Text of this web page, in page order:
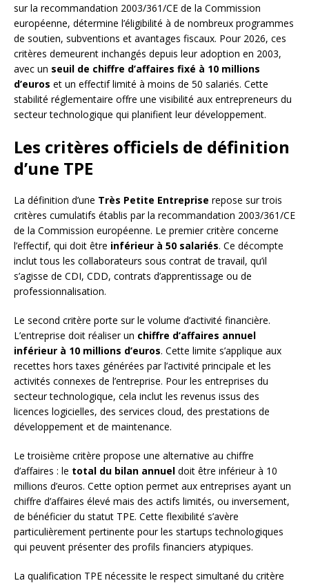
sur la recommandation 2003/361/CE de la Commission
européenne, détermine l’éligibilité à de nombreux programmes
de soutien, subventions et avantages fiscaux. Pour 2026, ces
critères demeurent inchangés depuis leur adoption en 2003,
avec un seuil de chiffre d’affaires fixé à 10 millions
d’euros et un effectif limité à moins de 50 salariés. Cette
stabilité réglementaire offre une visibilité aux entrepreneurs du
secteur technologique qui planifient leur développement.
Les critères officiels de définition
d’une TPE
La définition d’une Très Petite Entreprise repose sur trois
critères cumulatifs établis par la recommandation 2003/361/CE
de la Commission européenne. Le premier critère concerne
l’effectif, qui doit être inférieur à 50 salariés. Ce décompte
inclut tous les collaborateurs sous contrat de travail, qu’il
s’agisse de CDI, CDD, contrats d’apprentissage ou de
professionnalisation.
Le second critère porte sur le volume d’activité financière.
L’entreprise doit réaliser un chiffre d’affaires annuel
inférieur à 10 millions d’euros. Cette limite s’applique aux
recettes hors taxes générées par l’activité principale et les
activités connexes de l’entreprise. Pour les entreprises du
secteur technologique, cela inclut les revenus issus des
licences logicielles, des services cloud, des prestations de
développement et de maintenance.
Le troisième critère propose une alternative au chiffre
d’affaires : le total du bilan annuel doit être inférieur à 10
millions d’euros. Cette option permet aux entreprises ayant un
chiffre d’affaires élevé mais des actifs limités, ou inversement,
de bénéficier du statut TPE. Cette flexibilité s’avère
particulièrement pertinente pour les startups technologiques
qui peuvent présenter des profils financiers atypiques.
La qualification TPE nécessite le respect simultané du critère